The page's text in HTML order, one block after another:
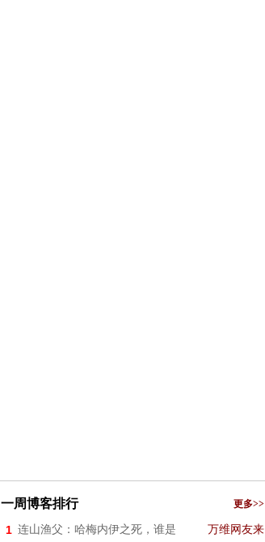
一周博客排行 更多>>
1 连山渔父：哈梅内伊之死，谁是 万维网友来